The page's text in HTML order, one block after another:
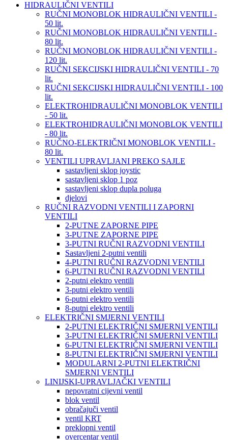
HIDRAULIČNI VENTILI
RUČNI MONOBLOK HIDRAULIČNI VENTILI -
50 lit.
RUČNI MONOBLOK HIDRAULIČNI VENTILI -
80 lit.
RUČNI MONOBLOK HIDRAULIČNI VENTILI -
120 lit.
RUČNI SEKCIJSKI HIDRAULIČNI VENTILI - 70
lit.
RUČNI SEKCIJSKI HIDRAULIČNI VENTILI - 100
lit.
ELEKTROHIDRAULIČNI MONOBLOK VENTILI
- 50 lit.
ELEKTROHIDRAULIČNI MONOBLOK VENTILI
- 80 lit.
RUČNO-ELEKTRIČNI MONOBLOK VENTILI -
80 lit.
VENTILI UPRAVLJANI PREKO SAJLE
sastavljeni sklop joystic
sastavljeni sklop 1 poz
sastavljeni sklop dupla poluga
djelovi
RUČNI RAZVODNI VENTILI I ZAPORNI
VENTILI
2-PUTNE ZAPORNE PIPE
3-PUTNE ZAPORNE PIPE
3-PUTNI RUČNI RAZVODNI VENTILI
Sastavljeni 2-putni ventili
4-PUTNI RUČNI RAZVODNI VENTILI
6-PUTNI RUČNI RAZVODNI VENTILI
2-putni elektro ventili
3-putni elektro ventili
6-putni elektro ventili
8-putni elektro ventili
ELEKTRIČNI SMJERNI VENTILI
2-PUTNI ELEKTRIČNI SMJERNI VENTILI
3-PUTNI ELEKTRIČNI SMJERNI VENTILI
6-PUTNI ELEKTRIČNI SMJERNI VENTILI
8-PUTNI ELEKTRIČNI SMJERNI VENTILI
MODULARNI 2-PUTNI ELEKTRIČNI
SMJERNI VENTILI
LINIJSKI-UPRAVLJAČKI VENTILI
nepovratni cijevni ventil
blok ventil
obračajuči ventil
ventil KRT
preklopni ventil
overcentar ventil